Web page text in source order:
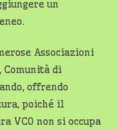
un
Associazioni
Comunità di
offrendo
poiché il
VCO non si occupa